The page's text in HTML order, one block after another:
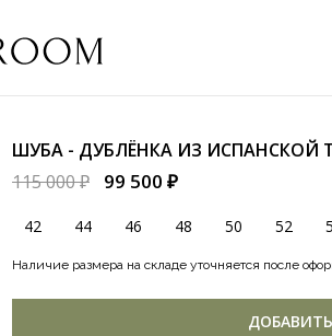
ШУБА - ДУБЛЁНКА ИЗ ИСПАНСКОЙ
115 000 ₽
99 500 ₽
42 44 46 48 50 52
Наличие размера на складе уточняется после